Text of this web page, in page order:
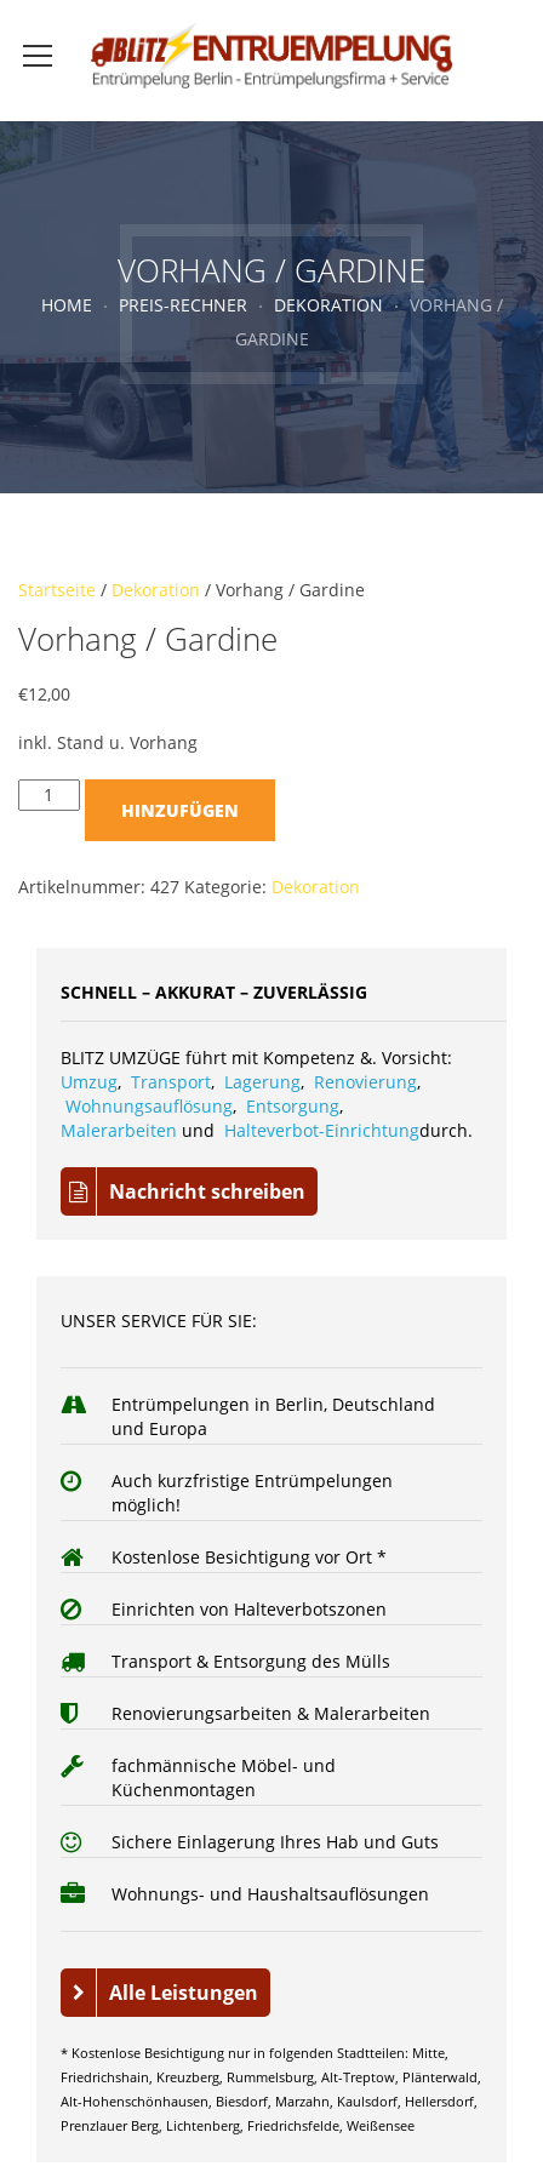
VORHANG / GARDINE
HOME PREIS-RECHNER DEKORATION
VORHANG /
GARDINE
Startseite / Dekoration / Vorhang / Gardine
Vorhang / Gardine
€12,00
inkl. Stand u. Vorhang
HINZUFÜGEN
Artikelnummer: 427 Kategorie: Dekoration
SCHNELL – AKKURAT – ZUVERLÄSSIG
BLITZ UMZÜGE führt mit Kompetenz &. Vorsicht:
Umzug, Transport, Lagerung, Renovierung,
Wohnungsauflösung, Entsorgung,
Malerarbeiten und Halteverbot-Einrichtungdurch.
Nachricht schreiben
UNSER SERVICE FÜR SIE:
Entrümpelungen in Berlin, Deutschland
und Europa
Auch kurzfristige Entrümpelungen
möglich!
Kostenlose Besichtigung vor Ort *
Einrichten von Halteverbotszonen
Transport & Entsorgung des Mülls
Renovierungsarbeiten & Malerarbeiten
fachmännische Möbel- und
Küchenmontagen
Sichere Einlagerung Ihres Hab und Guts
Wohnungs- und Haushaltsauflösungen
Alle Leistungen
* Kostenlose Besichtigung nur in folgenden Stadtteilen: Mitte,
Friedrichshain, Kreuzberg, Rummelsburg, Alt-Treptow, Plänterwald,
Alt-Hohenschönhausen, Biesdorf, Marzahn, Kaulsdorf, Hellersdorf,
Prenzlauer Berg, Lichtenberg, Friedrichsfelde, Weißensee